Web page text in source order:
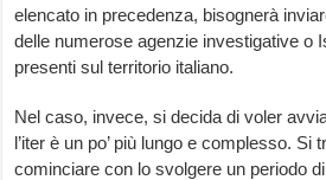
elencato in precedenza, bisognerà
delle numerose agenzie investigative o
presenti sul territorio italiano.
Nel caso, invece, si decida di voler
l’iter è un po’ più lungo e complesso. Si
cominciare con lo svolgere un periodo